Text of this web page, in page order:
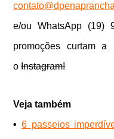
e/ouWhatsApp (19)
promoções curtam a
oInstagram!
Veja também
•6 passeios